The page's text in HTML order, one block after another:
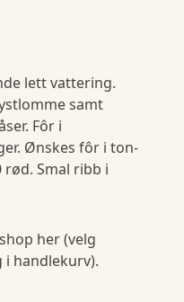
lett vattering.
samt
Fôr i
Ønskes fôr i ton-
rød. Smal ribb i
her (velg
i handlekurv).